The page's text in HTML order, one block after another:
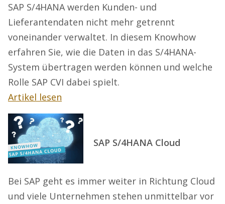
SAP S/4HANA werden Kunden- und
Lieferantendaten nicht mehr getrennt
voneinander verwaltet. In diesem Knowhow
erfahren Sie, wie die Daten in das S/4HANA-
System übertragen werden können und welche
Rolle SAP CVI dabei spielt.
Artikel lesen
SAP S/4HANA Cloud
Bei SAP geht es immer weiter in Richtung Cloud
und viele Unternehmen stehen unmittelbar vor